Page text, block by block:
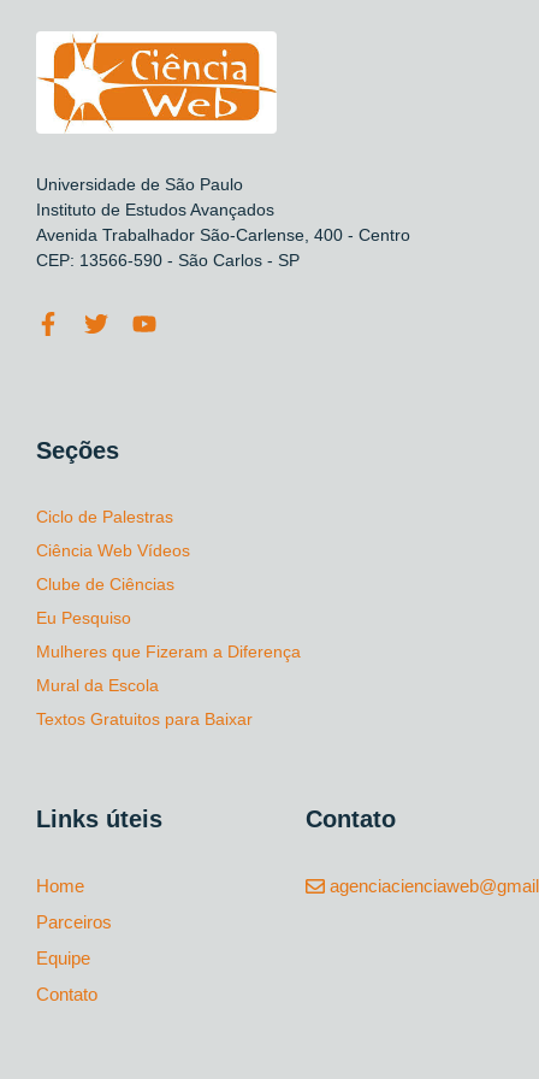
Universidade de São Paulo
Instituto de Estudos Avançados
Avenida Trabalhador São-Carlense, 400 - Centro
CEP: 13566-590 - São Carlos - SP
Seções
Ciclo de Palestras
Ciência Web Vídeos
Clube de Ciências
Eu Pesquiso
Mulheres que Fizeram a Diferença
Mural da Escola
Textos Gratuitos para Baixar
Links úteis
Home
Parceiros
Equipe
Contato
Contato